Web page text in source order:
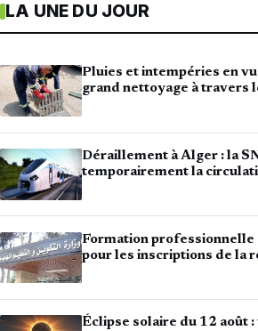
LA UNE DU JOUR
Pluies et intempéries en
grand nettoyage à travers
Déraillement à Alger : la
temporairement la
Formation professionnelle
pour les inscriptions de la
Éclipse solaire du 12 août